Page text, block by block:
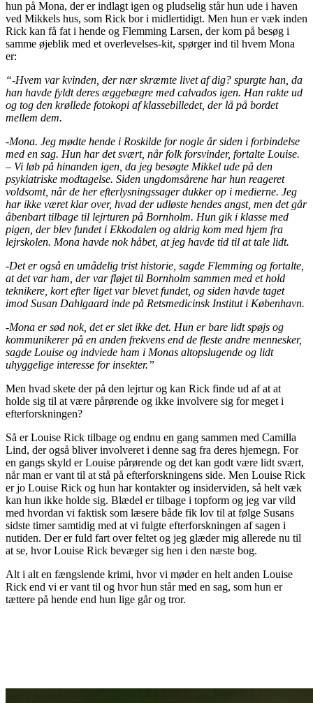
hun på Mona, der er indlagt igen og pludselig står hun ude i haven
ved Mikkels hus, som Rick bor i midlertidigt. Men hun er væk inden
Rick kan få fat i hende og Flemming Larsen, der kom på besøg i
samme øjeblik med et overlevelses-kit, spørger ind til hvem Mona
er:
“-Hvem var kvinden, der nær skræmte livet af dig? spurgte han, da
han havde fyldt deres æggebægre med calvados igen. Han rakte ud
og tog den krøllede fotokopi af klassebilledet, der lå på bordet
mellem dem.
-Mona. Jeg mødte hende i Roskilde for nogle år siden i forbindelse
med en sag. Hun har det svært, når folk forsvinder, fortalte Louise.
– Vi løb på hinanden igen, da jeg besøgte Mikkel ude på den
psykiatriske modtagelse. Siden ungdomsårene har hun reageret
voldsomt, når de her efterlysningssager dukker op i medierne. Jeg
har ikke været klar over, hvad der udløste hendes angst, men det går
åbenbart tilbage til lejrturen på Bornholm. Hun gik i klasse med
pigen, der blev fundet i Ekkodalen og aldrig kom med hjem fra
lejrskolen. Mona havde nok håbet, at jeg havde tid til at tale lidt.
-Det er også en umådelig trist historie, sagde Flemming og fortalte,
at det var ham, der var fløjet til Bornholm sammen med et hold
teknikere, kort efter liget var blevet fundet, og siden havde taget
imod Susan Dahlgaard inde på Retsmedicinsk Institut i København.
-Mona er sød nok, det er slet ikke det. Hun er bare lidt spøjs og
kommunikerer på en anden frekvens end de fleste andre mennesker,
sagde Louise og indviede ham i Monas altopslugende og lidt
uhyggelige interesse for insekter.”
Men hvad skete der på den lejrtur og kan Rick finde ud af at at
holde sig til at være pårørende og ikke involvere sig for meget i
efterforskningen?
Så er Louise Rick tilbage og endnu en gang sammen med Camilla
Lind, der også bliver involveret i denne sag fra deres hjemegn. For
en gangs skyld er Louise pårørende og det kan godt være lidt svært,
når man er vant til at stå på efterforskningens side. Men Louise Rick
er jo Louise Rick og hun har kontakter og insiderviden, så helt væk
kan hun ikke holde sig. Blædel er tilbage i topform og jeg var vild
med hvordan vi faktisk som læsere både fik lov til at følge Susans
sidste timer samtidig med at vi fulgte efterforskningen af sagen i
nutiden. Der er fuld fart over feltet og jeg glæder mig allerede nu til
at se, hvor Louise Rick bevæger sig hen i den næste bog.
Alt i alt en fængslende krimi, hvor vi møder en helt anden Louise
Rick end vi er vant til og hvor hun står med en sag, som hun er
tættere på hende end hun lige går og tror.